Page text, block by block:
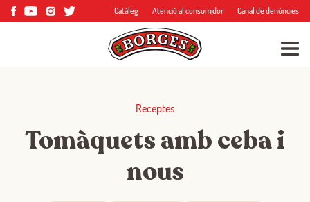
Catàleg Atenció al consumidor Canal de denúncies
Receptes
Tomàquets amb ceba i
nous